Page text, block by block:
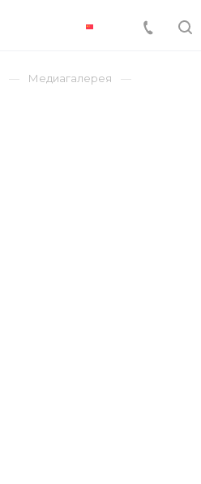
Медиагалерея